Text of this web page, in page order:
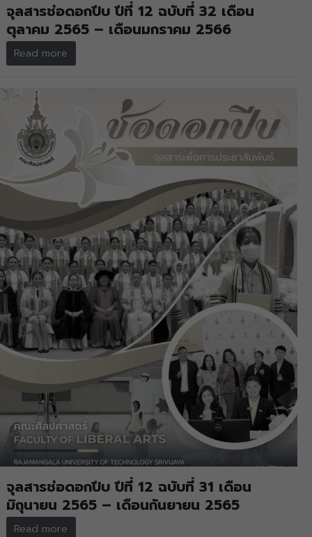
จุลสารช่อดอกปีบ ปีที่ 12 ฉบับที่ 32 เดือน
ตุลาคม 2565 – เดือนมกราคม 2566
Read more
จุลสารช่อดอกปีบ ปีที่ 12 ฉบับที่ 31 เดือน
มิถุนายน 2565 – เดือนกันยายน 2565
Read more